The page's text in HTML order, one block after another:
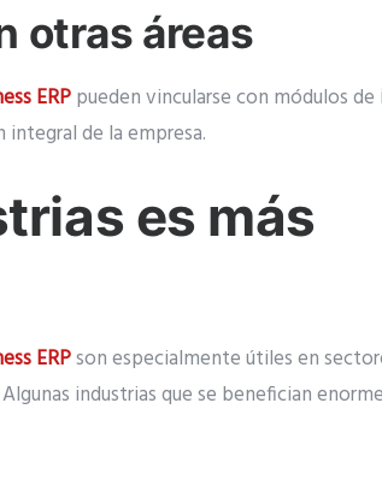
otras áreas
ERPpueden vincularse con módulos de
integral de la empresa.
es más
ERPson especialmente útiles en
industrias que se benefician